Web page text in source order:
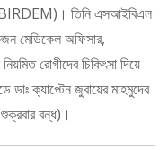
তিনি এসআইবিএল
মেডিকেল অফিসার,
রোগীদের চিকিৎসা দিয়ে
ডাঃ ক্যাপ্টেন জুবায়ের মাহমুদের
বন্ধ)।